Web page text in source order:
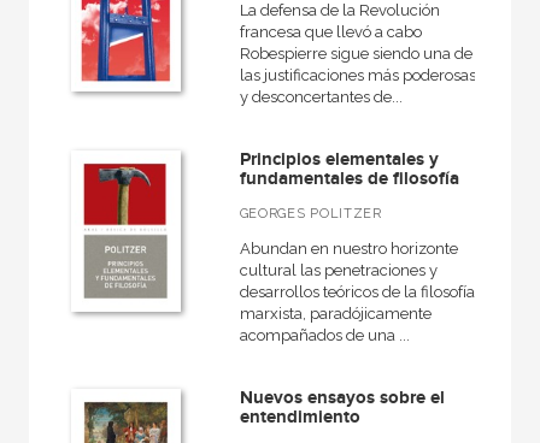
Contemporánea
Filosofía política
Historia de la filosofía
NUESTRAS COLECCIONES
Akadémica
La defensa de la Revolución
francesa que llevó a cabo
Robespierre sigue siendo una de
las justificaciones más poderosas
y desconcertantes de...
Principios elementales y
fundamentales de filosofía
GEORGES POLITZER
Abundan en nuestro horizonte
cultural las penetraciones y
desarrollos teóricos de la filosofía
marxista, paradójicamente
acompañados de una ...
Nuevos ensayos sobre el
entendimiento